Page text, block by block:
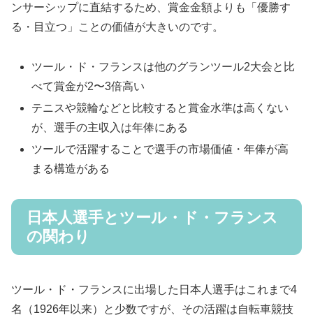
ンサーシップに直結するため、賞金金額よりも「優勝す
る・目立つ」ことの価値が大きいのです。
ツール・ド・フランスは他のグランツール2大会と比
べて賞金が2〜3倍高い
テニスや競輪などと比較すると賞金水準は高くない
が、選手の主収入は年俸にある
ツールで活躍することで選手の市場価値・年俸が高
まる構造がある
日本人選手とツール・ド・フランス
の関わり
ツール・ド・フランスに出場した日本人選手はこれまで4
名（1926年以来）と少数ですが、その活躍は自転車競技